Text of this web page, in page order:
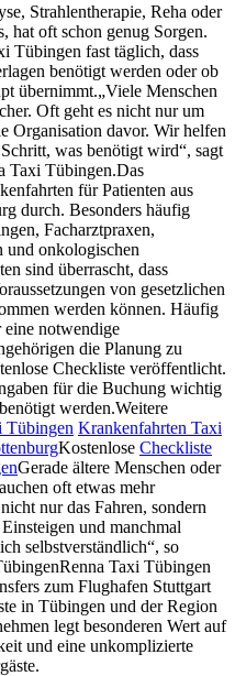
Strahlentherapie, Reha oder
hat oft schon genug Sorgen.
Tübingen fast täglich, dass
benötigt werden oder ob
übernimmt.„Viele Menschen
Oft geht es nicht nur um
Organisation davor. Wir helfen
was benötigt wird“, sagt
Taxi Tübingen.Das
für Patienten aus
durch. Besonders häufig
Facharztpraxen,
und onkologischen
sind überrascht, dass
von gesetzlichen
werden können. Häufig
notwendige
die Planung zu
Checkliste veröffentlicht.
für die Buchung wichtig
werden.Weitere
Tübingen Krankenfahrten Taxi
Kostenlose Checkliste
Gerade ältere Menschen oder
oft etwas mehr
nur das Fahren, sondern
und manchmal
selbstverständlich“, so
Taxi Tübingen
zum Flughafen Stuttgart
in Tübingen und der Region
legt besonderen Wert auf
und eine unkomplizierte